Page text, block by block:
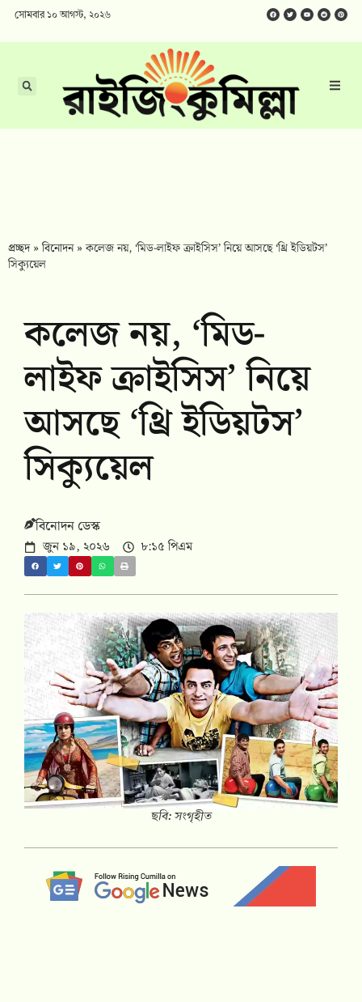
সোমবার ১০ আগস্ট, ২০২৬
প্রচ্ছদ»বিনোদন»কলেজ নয়, ‘মিড-লাইফ ক্রাইসিস’ নিয়ে আসছে ‘থ্রি ইডিয়টস’
সিক্যুয়েল
কলেজ নয়, ‘মিড-
লাইফ ক্রাইসিস’ নিয়ে
আসছে ‘থ্রি ইডিয়টস’
সিক্যুয়েল
বিনোদন ডেস্ক
জুন ১৯, ২০২৬ ৮:১৫ পিএম
ছবি: সংগৃহীত